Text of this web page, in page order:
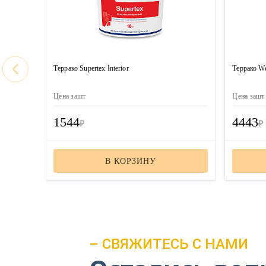
Террако Supertex Interior
Цена зашт
1544₽
В КОРЗИНУ
Террако
Цена зашт
4443₽
– СВЯЖИТЕСЬ С НАМИ